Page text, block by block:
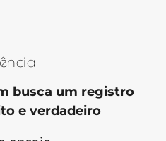
busca um registro
e verdadeiro